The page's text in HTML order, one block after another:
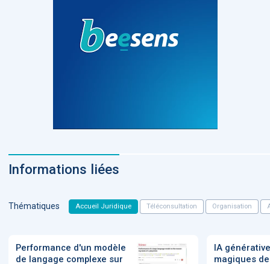
Informations liées
Thématiques Accueil Juridique Téléconsultation Organisation
Performance d'un modèle
de langage complexe sur
IA
magiques